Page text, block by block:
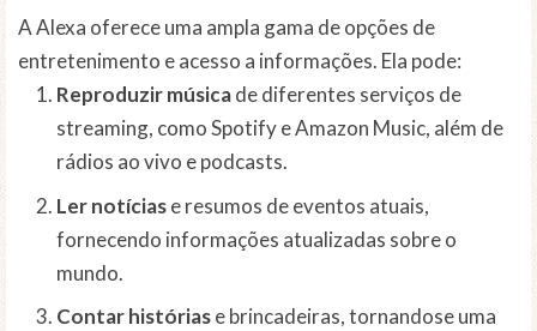
A Alexa oferece uma ampla gama de opções de
entretenimento e acesso a informações. Ela pode:
Reproduzir músicade diferentes serviços de
streaming, como Spotify e Amazon Music, além de
rádios ao vivo e podcasts.
Ler notíciase resumos de eventos atuais,
fornecendo informações atualizadas sobre o
mundo.
Contar históriase brincadeiras, tornandose uma